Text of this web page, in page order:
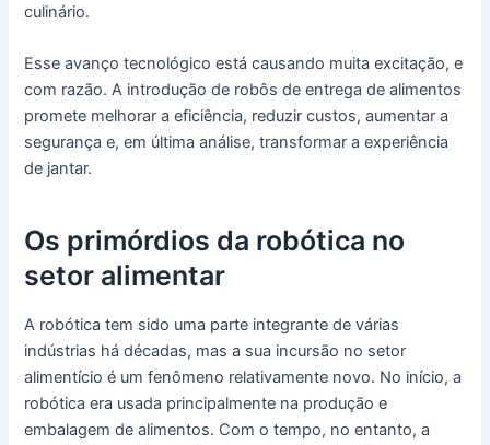
culinário.
Esse avanço tecnológico está causando muita excitação, e
com razão. A introdução de robôs de entrega de alimentos
promete melhorar a eficiência, reduzir custos, aumentar a
segurança e, em última análise, transformar a experiência
de jantar.
Os primórdios da robótica no
setor alimentar
A robótica tem sido uma parte integrante de várias
indústrias há décadas, mas a sua incursão no setor
alimentício é um fenômeno relativamente novo. No início, a
robótica era usada principalmente na produção e
embalagem de alimentos. Com o tempo, no entanto, a